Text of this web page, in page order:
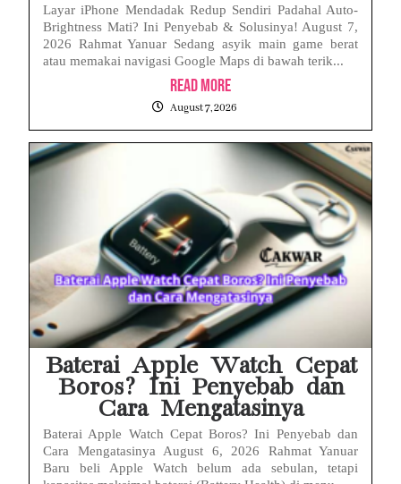
Layar iPhone Mendadak Redup Sendiri Padahal Auto-
Brightness Mati? Ini Penyebab & Solusinya! August 7,
2026 Rahmat Yanuar Sedang asyik main game berat
atau memakai navigasi Google Maps di bawah terik...
Read More
August 7, 2026
Baterai Apple Watch Cepat
Boros? Ini Penyebab dan
Cara Mengatasinya
Baterai Apple Watch Cepat Boros? Ini Penyebab dan
Cara Mengatasinya August 6, 2026 Rahmat Yanuar
Baru beli Apple Watch belum ada sebulan, tetapi